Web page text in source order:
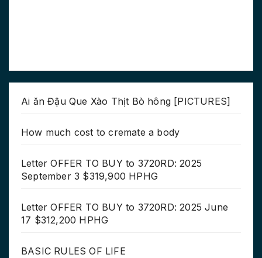
Ai ăn Đậu Que Xào Thịt Bò hông [PICTURES]
How much cost to cremate a body
Letter OFFER TO BUY to 3720RD: 2025
September 3 $319,900 HPHG
Letter OFFER TO BUY to 3720RD: 2025 June
17 $312,200 HPHG
BASIC RULES OF LIFE